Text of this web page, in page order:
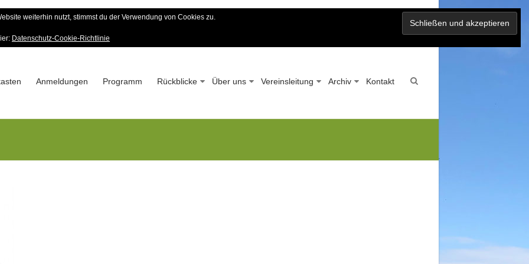
Wald-Verein
Seit 1963
Anmeldungen Programm Rückblicke Über uns Vereinsleitung Archiv Kontakt
weiterhin nutzt, stimmst du der Verwendung von Cookies zu.
Datenschutz-Cookie-Richtlinie